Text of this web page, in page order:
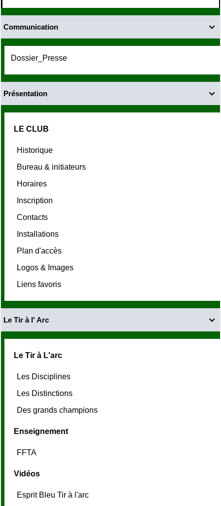

Communication
Dossier_Presse

Présentation
LE CLUB
Historique
Bureau & initiateurs
Horaires
Inscription
Contacts
Installations
Plan d'accès
Logos & Images
Liens favoris

Le Tir à l' Arc
Le Tir à L'arc
Les Disciplines
Les Distinctions
Des grands champions
Enseignement
FFTA
Vidéos
Esprit Bleu Tir à l'arc